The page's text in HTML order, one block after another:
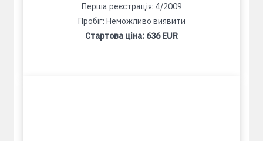
Перша реєстрація: 4/2009
Пробіг: Неможливо виявити
Стартова ціна: 636 EUR